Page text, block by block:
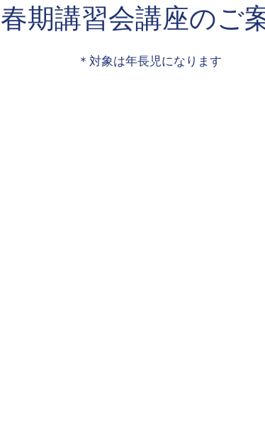
春期講習会講座のご
​＊対象は年長児になります